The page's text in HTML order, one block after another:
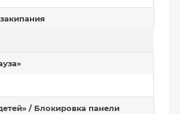
/ Блокировка панели